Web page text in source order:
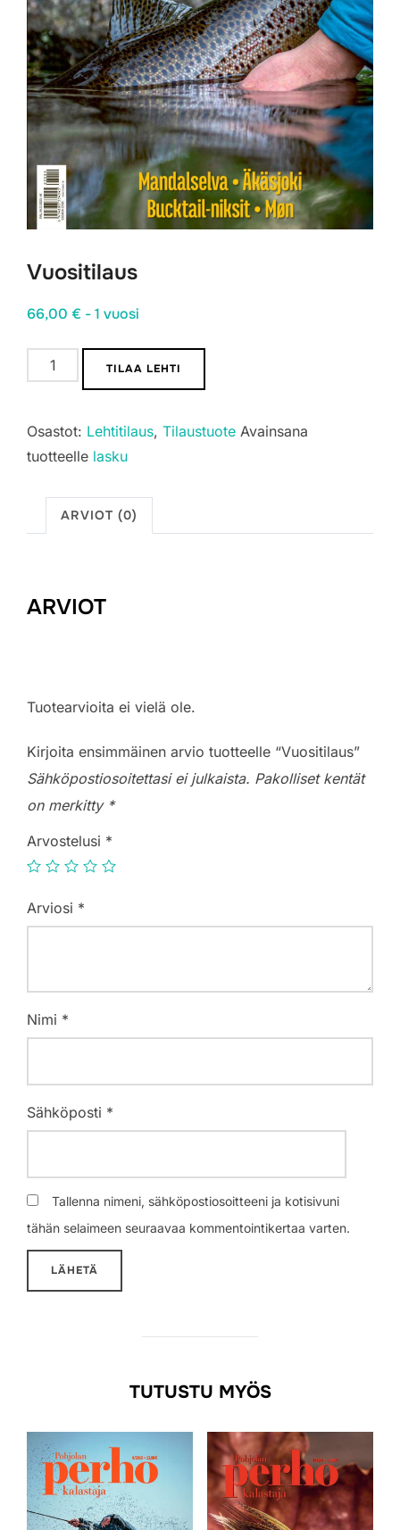
Vuositilaus
66,00 € - 1 vuosi
Vuositilaus
määrä
TILAA LEHTI
Osastot: Lehtitilaus, Tilaustuote Avainsana
tuotteelle lasku
ARVIOT (0)
ARVIOT
Tuotearvioita ei vielä ole.
Kirjoita ensimmäinen arvio tuotteelle “Vuositilaus”
Sähköpostiosoitettasi ei julkaista. Pakolliset kentät
on merkitty *
Arvostelusi *
Arviosi *
Nimi *
Sähköposti *
Tallenna nimeni, sähköpostiosoitteeni ja kotisivuni
tähän selaimeen seuraavaa kommentointikertaa varten.
TUTUSTU MYÖS